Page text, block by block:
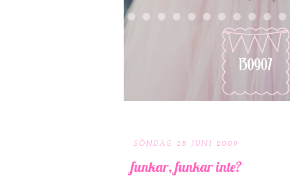
SÖNDAG 28 JUNI 2009
funkar, funkar inte?